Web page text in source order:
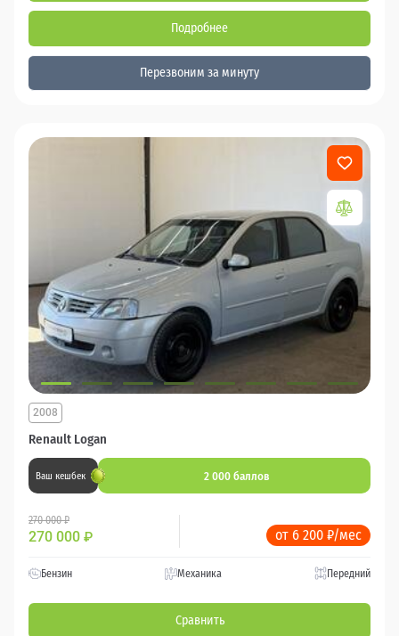
Подробнее
Перезвоним за минуту
Renault Logan
2008
Ваш кешбек 2 000 баллов
270 000 ₽
270 000 ₽ от 6 200 ₽/мес
Бензин Механика Передний
Сравнить